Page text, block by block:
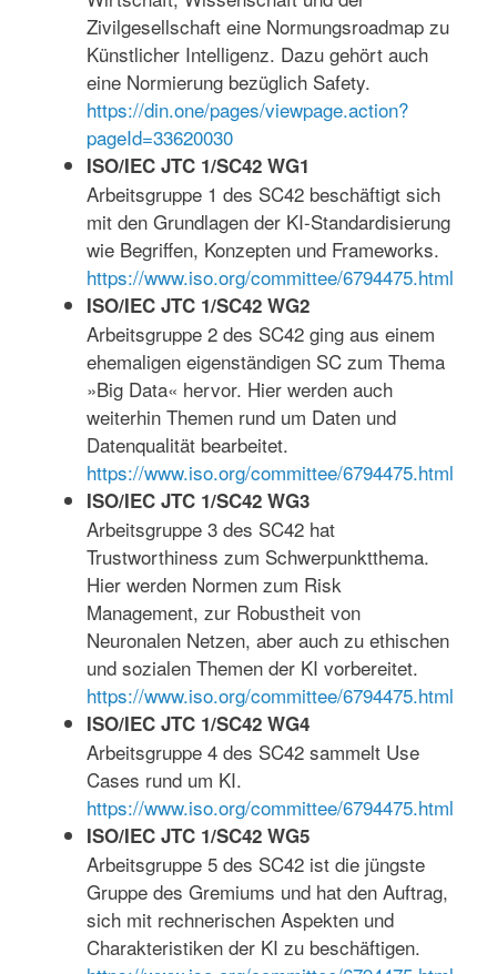
Zivilgesellschaft eine Normungsroadmap zu
Künstlicher Intelligenz. Dazu gehört auch
eine Normierung bezüglich Safety.
https://din.one/pages/viewpage.action?
pageId=33620030
ISO/IEC JTC 1/SC42 WG1
Arbeitsgruppe 1 des SC42 beschäftigt sich
mit den Grundlagen der KI-Standardisierung
wie Begriffen, Konzepten und Frameworks.
https://www.iso.org/committee/6794475.html
ISO/IEC JTC 1/SC42 WG2
Arbeitsgruppe 2 des SC42 ging aus einem
ehemaligen eigenständigen SC zum Thema
»Big Data« hervor. Hier werden auch
weiterhin Themen rund um Daten und
Datenqualität bearbeitet.
https://www.iso.org/committee/6794475.html
ISO/IEC JTC 1/SC42 WG3
Arbeitsgruppe 3 des SC42 hat
Trustworthiness zum Schwerpunktthema.
Hier werden Normen zum Risk
Management, zur Robustheit von
Neuronalen Netzen, aber auch zu ethischen
und sozialen Themen der KI vorbereitet.
https://www.iso.org/committee/6794475.html
ISO/IEC JTC 1/SC42 WG4
Arbeitsgruppe 4 des SC42 sammelt Use
Cases rund um KI.
https://www.iso.org/committee/6794475.html
ISO/IEC JTC 1/SC42 WG5
Arbeitsgruppe 5 des SC42 ist die jüngste
Gruppe des Gremiums und hat den Auftrag,
sich mit rechnerischen Aspekten und
Charakteristiken der KI zu beschäftigen.